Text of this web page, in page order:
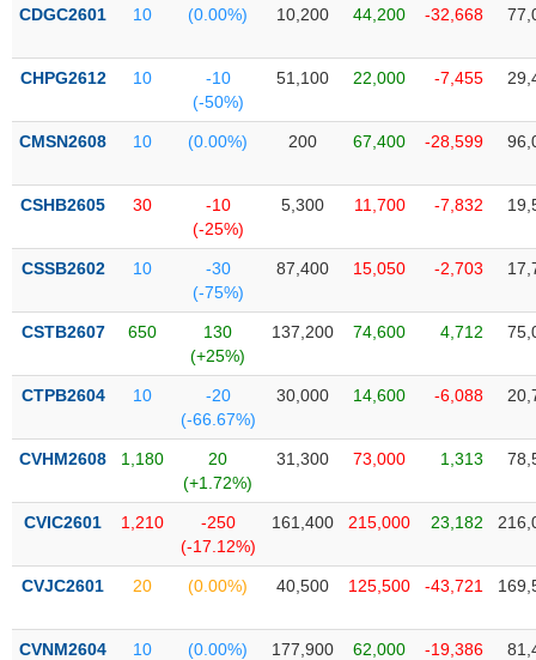
CDGC2601 10 (0.00%) 10,200 44,200 -32,668
CHPG2612 10
-10
(-50%)
51,100 22,000 -7,455
CMSN2608 10 (0.00%) 200 67,400 -28,599
CSHB2605 30
-10
(-25%)
5,300 11,700 -7,832
CSSB2602 10
-30
(-75%)
87,400 15,050 -2,703
CSTB2607 650
130
(+25%)
137,200 74,600 4,712
CTPB2604 10
-20
(-66.67%)
30,000 14,600 -6,088
CVHM2608 1,180
20
(+1.72%)
31,300 73,000 1,313
CVIC2601 1,210
-250
(-17.12%)
161,400 215,000 23,182
CVJC2601 20 (0.00%) 40,500 125,500 -43,721
CVNM2604 10 (0.00%) 177,900 62,000 -19,386
SÓC
KHỎE
CHÍNH
CÔNG
THÔNG
TIN
DỊCH
TRUYỀN
THÔNG